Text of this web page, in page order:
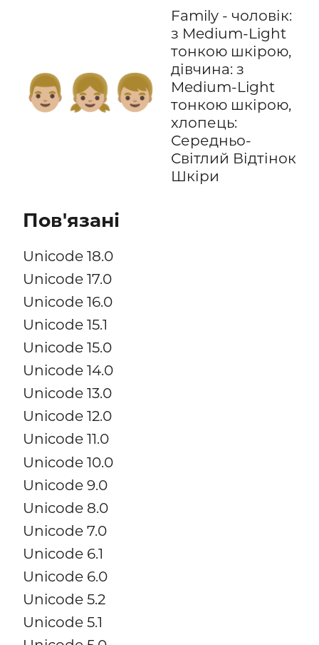
👨🏼‍👧🏼‍👦🏼
Family - чоловік:
з Medium-Light
тонкою шкірою,
дівчина: з
Medium-Light
тонкою шкірою,
хлопець:
Середньо-
Світлий Відтінок
Шкіри
Пов'язані
Unicode 18.0
Unicode 17.0
Unicode 16.0
Unicode 15.1
Unicode 15.0
Unicode 14.0
Unicode 13.0
Unicode 12.0
Unicode 11.0
Unicode 10.0
Unicode 9.0
Unicode 8.0
Unicode 7.0
Unicode 6.1
Unicode 6.0
Unicode 5.2
Unicode 5.1